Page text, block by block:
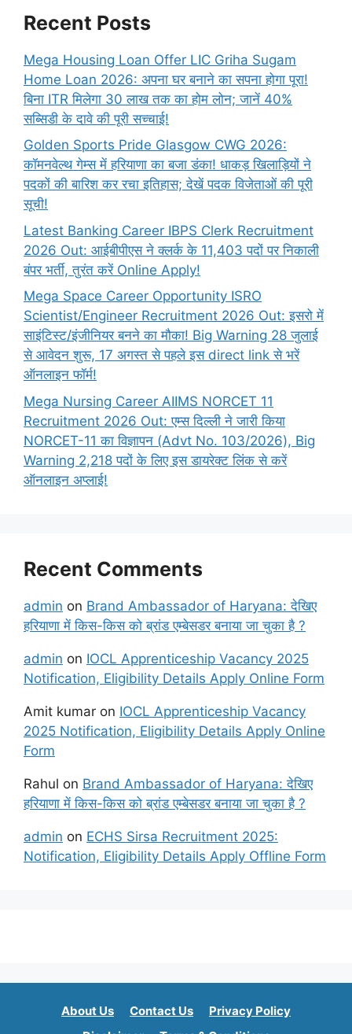
Recent Posts
Mega Housing Loan Offer LIC Griha Sugam
Home Loan 2026: अपना घर बनाने का सपना होगा पूरा!
बिना ITR मिलेगा 30 लाख तक का होम लोन; जानें 40%
सब्सिडी के दावे की पूरी सच्चाई!
Golden Sports Pride Glasgow CWG 2026:
कॉमनवेल्थ गेम्स में हरियाणा का बजा डंका! धाकड़ खिलाड़ियों ने
पदकों की बारिश कर रचा इतिहास; देखें पदक विजेताओं की पूरी
सूची!
Latest Banking Career IBPS Clerk Recruitment
2026 Out: आईबीपीएस ने क्लर्क के 11,403 पदों पर निकाली
बंपर भर्ती, तुरंत करें Online Apply!
Mega Space Career Opportunity ISRO
Scientist/Engineer Recruitment 2026 Out: इसरो में
साइंटिस्ट/इंजीनियर बनने का मौका! Big Warning 28 जुलाई
से आवेदन शुरू, 17 अगस्त से पहले इस direct link से भरें
ऑनलाइन फॉर्म!
Mega Nursing Career AIIMS NORCET 11
Recruitment 2026 Out: एम्स दिल्ली ने जारी किया
NORCET-11 का विज्ञापन (Advt No. 103/2026), Big
Warning 2,218 पदों के लिए इस डायरेक्ट लिंक से करें
ऑनलाइन अप्लाई!
Recent Comments
admin on Brand Ambassador of Haryana: देखिए
हरियाणा में किस-किस को ब्रांड एम्बेसडर बनाया जा चुका है ?
admin on IOCL Apprenticeship Vacancy 2025
Notification, Eligibility Details Apply Online Form
Amit kumar on IOCL Apprenticeship Vacancy
2025 Notification, Eligibility Details Apply Online
Form
Rahul on Brand Ambassador of Haryana: देखिए
हरियाणा में किस-किस को ब्रांड एम्बेसडर बनाया जा चुका है ?
admin on ECHS Sirsa Recruitment 2025:
Notification, Eligibility Details Apply Offline Form
About Us Contact Us
Privacy Policy